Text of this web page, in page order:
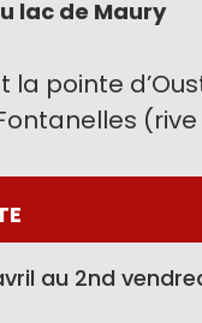
lac de Maury
la pointe
au 2nd